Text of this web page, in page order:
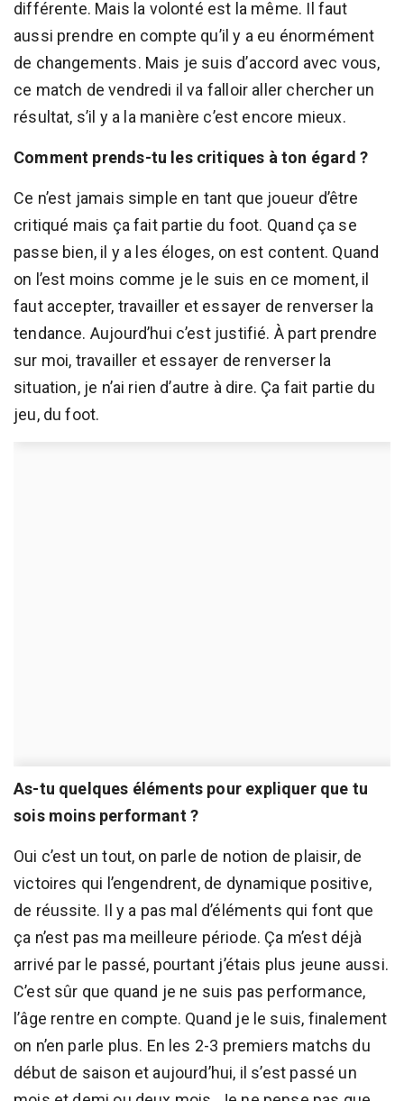
différente. Mais la volonté est la même. Il faut
aussi prendre en compte qu’il y a eu énormément
de changements. Mais je suis d’accord avec vous,
ce match de vendredi il va falloir aller chercher un
résultat, s’il y a la manière c’est encore mieux.
Comment prends-tu les critiques à ton égard ?
Ce n’est jamais simple en tant que joueur d’être
critiqué mais ça fait partie du foot. Quand ça se
passe bien, il y a les éloges, on est content. Quand
on l’est moins comme je le suis en ce moment, il
faut accepter, travailler et essayer de renverser la
tendance. Aujourd’hui c’est justifié. À part prendre
sur moi, travailler et essayer de renverser la
situation, je n’ai rien d’autre à dire. Ça fait partie du
jeu, du foot.
As-tu quelques éléments pour expliquer que tu
sois moins performant ?
Oui c’est un tout, on parle de notion de plaisir, de
victoires qui l’engendrent, de dynamique positive,
de réussite. Il y a pas mal d’éléments qui font que
ça n’est pas ma meilleure période. Ça m’est déjà
arrivé par le passé, pourtant j’étais plus jeune aussi.
C’est sûr que quand je ne suis pas performance,
l’âge rentre en compte. Quand je le suis, finalement
on n’en parle plus. En les 2-3 premiers matchs du
début de saison et aujourd’hui, il s’est passé un